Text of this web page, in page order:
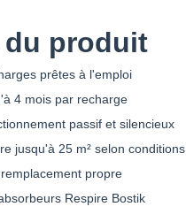
du produit
prêtes à l'emploi
4 mois par recharge
passif et silencieux
jusqu'à 25 m² selon conditions
propre
Respire Bostik